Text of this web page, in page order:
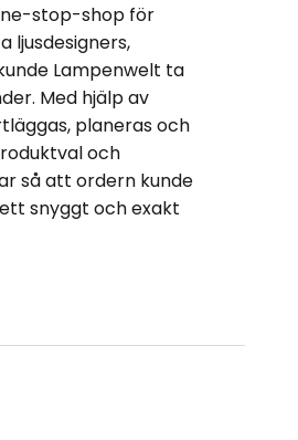
stop-shop för
ljusdesigners,
Lampenwelt ta
Med hjälp av
planeras och
och
så att ordern kunde
snyggt och exakt